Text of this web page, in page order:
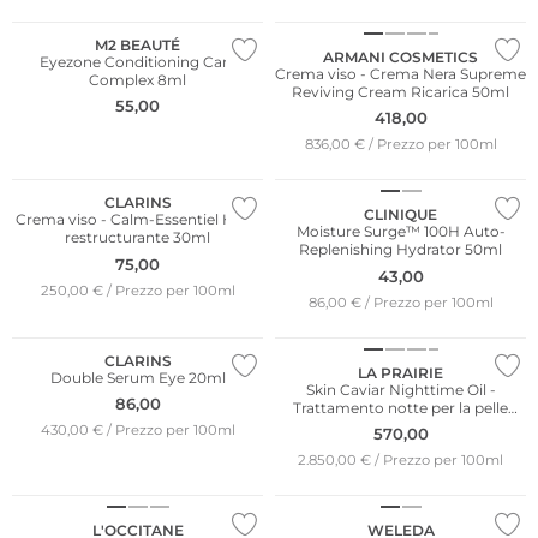
M2 BEAUTÉ
Eyezone Conditioning Care
Complex 8ml
55,00
ARMANI COSMETICS
Crema viso - Crema Nera Supreme
Reviving Cream Ricarica 50ml
418,00
836,00 € / Prezzo per 100ml
CLARINS
Crema viso - Calm-Essentiel Huile
restructurante 30ml
75,00
250,00 € / Prezzo per 100ml
CLINIQUE
Moisture Surge™ 100H Auto-
Replenishing Hydrator 50ml
43,00
86,00 € / Prezzo per 100ml
CLARINS
Double Serum Eye 20ml
86,00
430,00 € / Prezzo per 100ml
LA PRAIRIE
Skin Caviar Nighttime Oil -
Trattamento notte per la pelle
20ml
570,00
2.850,00 € / Prezzo per 100ml
L'OCCITANE WELEDA